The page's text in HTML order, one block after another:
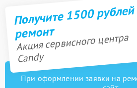
Получите 1500
ремонт
Акция сервисного центра
Candy
При оформлении заявки на